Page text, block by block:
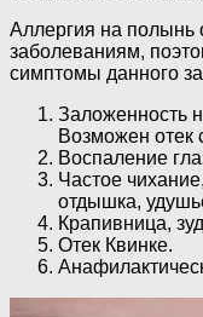
Аллергия на полынь
заболеваниям,
симптомы данного
Заложенность
Возможен отек
Воспаление
Частое
отдышка,
Крапивница,
Отек Квинке.